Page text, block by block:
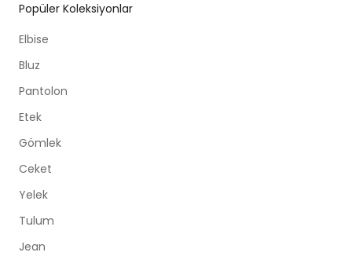
Popüler Koleksiyonlar
Elbise
Bluz
Pantolon
Etek
Gömlek
Ceket
Yelek
Tulum
Jean